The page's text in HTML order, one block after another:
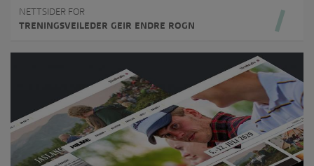
NETTSIDER FOR
TRENINGSVEILEDER GEIR ENDRE ROGN